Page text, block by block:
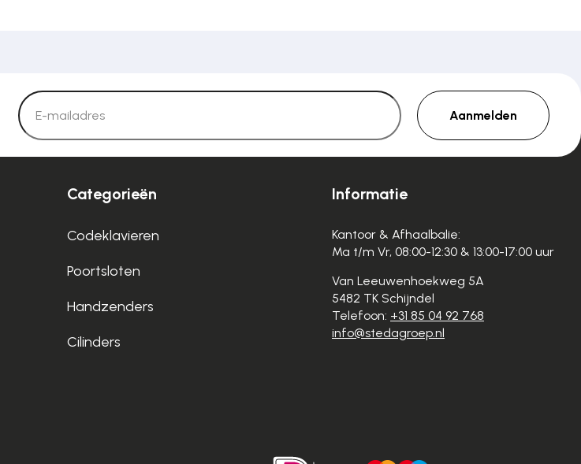
Aanmelden
Categorieën
Codeklavieren
Poortsloten
Handzenders
Cilinders
Informatie
Kantoor & Afhaalbalie:
Ma t/m Vr, 08:00-12:30 & 13:00-17:00 uur
Van Leeuwenhoekweg 5A
5482 TK Schijndel
Telefoon: +31 85 04 92 768
info@stedagroep.nl